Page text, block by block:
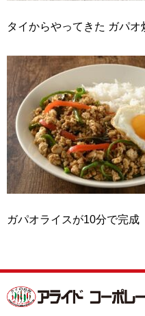
タイからやってきた ガパオ
ガパオライスが10分で完成